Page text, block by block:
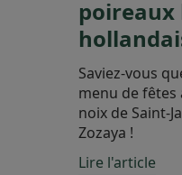
poireaux
Saviez-vous
menu de fêtes
noix de Saint-
Zozaya !
Lire l'article